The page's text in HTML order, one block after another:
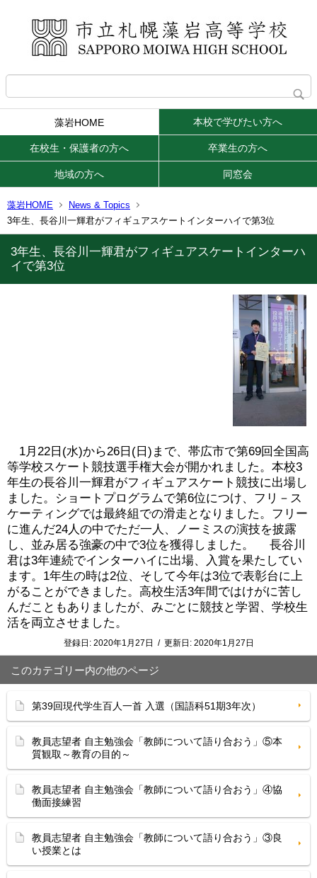
藻岩HOME 本校で学びたい方へ
在校生・保護者の方へ 卒業生の方へ
地域の方へ 同窓会
藻岩HOME
News & Topics
3年生、長谷川一輝君がフィギュアスケートインターハイで第3位
3年生、長谷川一輝君がフィギュアスケートインターハ
イで第3位
1月22日(水)から26日(日)まで、帯広市で第69回全国高
等学校スケート競技選手権大会が開かれました。本校3
年生の長谷川一輝君がフィギュアスケート競技に出場し
ました。ショートプログラムで第6位につけ、フリ－ス
ケーティングでは最終組での滑走となりました。フリー
に進んだ24人の中でただ一人、ノーミスの演技を披露
し、並み居る強豪の中で3位を獲得しました。 長谷川
君は3年連続でインターハイに出場、入賞を果たしてい
ます。1年生の時は2位、そして今年は3位で表彰台に上
がることができました。高校生活3年間ではけがに苦し
んだこともありましたが、みごとに競技と学習、学校生
活を両立させました。
登録日: 2020年1月27日 / 更新日: 2020年1月27日
このカテゴリー内の他のページ
第39回現代学生百人一首 入選（国語科51期3年次）
教員志望者 自主勉強会「教師について語り合おう」⑤本
質観取～教育の目的～
教員志望者 自主勉強会「教師について語り合おう」④協
働面接練習
教員志望者 自主勉強会「教師について語り合おう」③良
い授業とは